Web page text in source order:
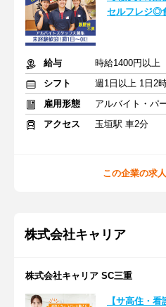
セルフレジ◎
給与
時給1400円以上
シフト
週1日以上 1日2
雇用形態
アルバイト・パ
アクセス
玉垣駅 車2分
この企業の求
株式会社キャリア
株式会社キャリア SC三重
【サ高住・